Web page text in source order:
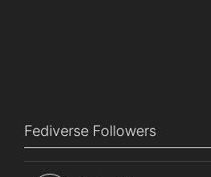
Fediverse Followers